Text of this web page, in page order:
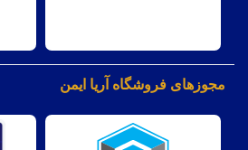
مجوزهای فروشگاه آریا ایمن